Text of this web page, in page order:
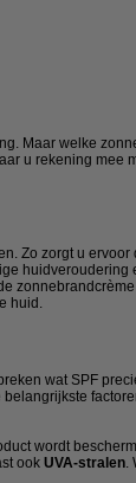
Maar welke
u rekening mee
Zo zorgt u
huid.
wat SPF
wordt
ook UVA-stralen